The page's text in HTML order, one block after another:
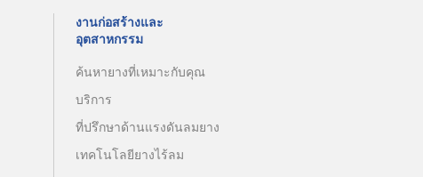
งานก่อสร้างและ
อุตสาหกรรม
ค้นหายางที่เหมาะกับคุณ
บริการ
ที่ปรึกษาด้านแรงดันลมยาง
เทคโนโลยียางไร้ลม